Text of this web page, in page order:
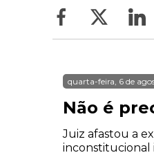
quarta-feira, 6 de
Não é
Juiz afastou a
inconstitucional